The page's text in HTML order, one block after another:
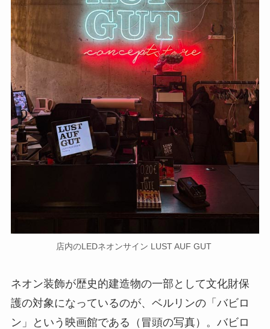
店内のLEDネオンサイン LUST AUF GUT
ネオン装飾が歴史的建造物の一部として文化財保
護の対象になっているのが、ベルリンの「バビロ
ン」という映画館である（冒頭の写真）。バビロ